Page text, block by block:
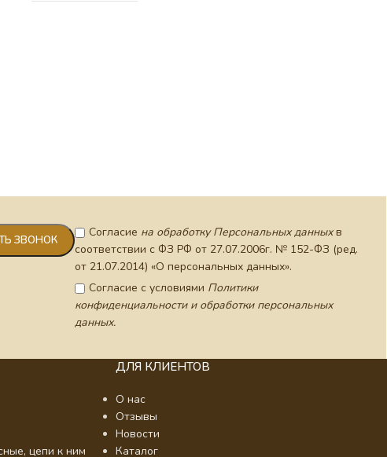
Согласие на обработку Персональных данныхв
соответствии с ФЗ РФ от 27.07.2006г. № 152-ФЗ (ред.
от 21.07.2014) «О персональных данных».
Согласие с условиями Политики
конфиденциальности и обработки персональных
данных.
цепи к ним
ДЛЯ КЛИЕНТОВ
О нас
Отзывы
Новости
Каталог